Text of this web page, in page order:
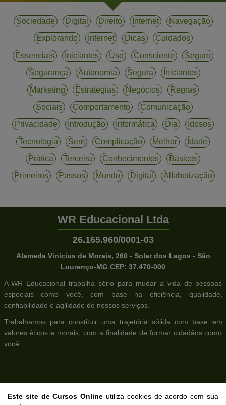
Sociedade Digital Direito Internet
Navegação
Explorando
Internet Dicas
Cuidados
Essenciais
Iniciantes Uso Consciente
Seguro
Segurança
Autonomia Segura
Iniciantes
Marketing
Estratégias Negócios
Regras
Sociais
Comportamento
Comunicação
Privacidade
Introdução Informática Dia
Idosos
Tecnologia
Sem Complicação Melhor
Idade
Prática
Terceira Conhecimentos
Básicos
Primeiros
Passos Mundo Digital Alfabetização
WR Educacional Ltda
26.165.960/0001-03
Alameda Vinícius de Morais, 260 - Solar dos Lagos - São
Lourenço-MG CEP: 37.470-000
A WR Educacional trabalha sério para mudar a vida de pessoas
especiais como você, com base na eficiência, qualidade,
confiabilidade e agilidade de nossos serviços.
Trabalhamos para constituir uma trajetória sólida com base em
valores éticos e morais, com a finalidade de formar cidadãos como
você.
Páginas Mais Acessadas
Este site de Cursos Online utiliza cookies de acordo com sua